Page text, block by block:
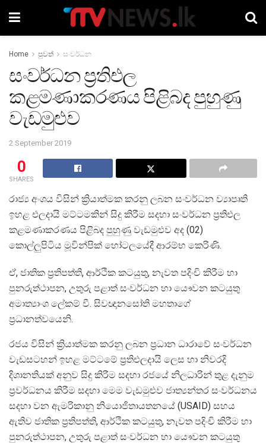
Home පුවත් සංවර්ධන
සංවර්ධන ප්‍රතිඑල
කළමණාකරණය පිළිබද පුහුණු
වැඩමුළුව
2 September 2019
0
SHARES
රාජ්‍ය අංශය විසින් ක්‍රියාත්මක කරනු ලබන සංවර්ධන ව්‍යාපෘති
ඉහළ එලදායි මට්ටමකින් සිදු කිරීම සදහා සංවර්ධන ප්‍රතිඑල
කළමණාකරණය පිළිබද පුහුණු වැඩමුළුව අද (02)
කොල්ලුපිටිය මූවින්පික් හෝටලයේදී ආරම්භ කෙරිණි.
ඒ, ජාතික ප්‍රතිපත්ති, ආර්ථික කටයුතු, නැවත පදිංචි කිරීම හා
පුනරුත්ථාපන, උතුරු පළාත් සංවර්ධන හා යෞවන කටයුතු
අමාත්‍යාංශ ලේකම් වී. සිවඥානසෝති මහතාගේ
ප්‍රධානත්වයෙනි.
රජය විසින් ක්‍රියාත්මක කරනු ලබන ප්‍රධාන ධාරාවේ සංවර්ධන
වැඩසටහන් ඉහළ මට්ටමේ ප්‍රතිඑලදායි ලෙස හා නිවරදි
දිශානතියක් අනුව සිදු කිරීම සදහා රජයේ නිලධාරින් තුළ දැනුම
ප්‍රවර්ධනය කිරීම සදහා මෙම වැඩමුළුව ජාත්‍යන්තර සංවර්ධනය
සදහා වන ඇමරිකානු නියොජිතායතනයේ (USAID) සහය
ඇතිව ජාතික ප්‍රතිපත්ති, ආර්ථික කටයුතු, නැවත පදිංචි කිරීම හා
පුනරුත්ථාපන, උතුරු පළාත් සංවර්ධන හා යෞවන කටයුතු